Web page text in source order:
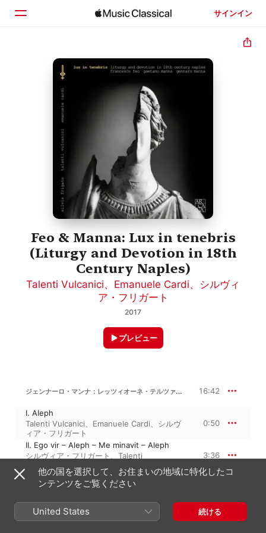
サインイン
ホーム
Feo & Manna: Lux in tenebris
(Liturgy and Devotion in 18th
Century Naples)
Talenti Vulcanici、 Emanuele Cardi、 シルヴィ
ア・フリガート
2017
プレビュー
ジェンナーロ・マンナ：レッツィオーネ・テルツァ・デル・ヴェネルディ・サント 16:42
I. Aleph
Talenti Vulcanici、 Emanuele Cardi、 シルヴ
ィア・フリガート
0:50
II. Ego vir – Aleph – Me minavit – Aleph
シルヴィア・フリガート 、 Talenti
Vulcanici、 Emanuele Cardi
3:36
III. Tantum in me vertit
Emanuele Cardi 、 Talenti Vulcanici
IV. Beth (1)
Talenti Vulcanici、シルヴィア・フリガー
0:25
他の国を選択して、お住まいの地域に特化したコ
ンテンツをご覧ください
United States 続ける